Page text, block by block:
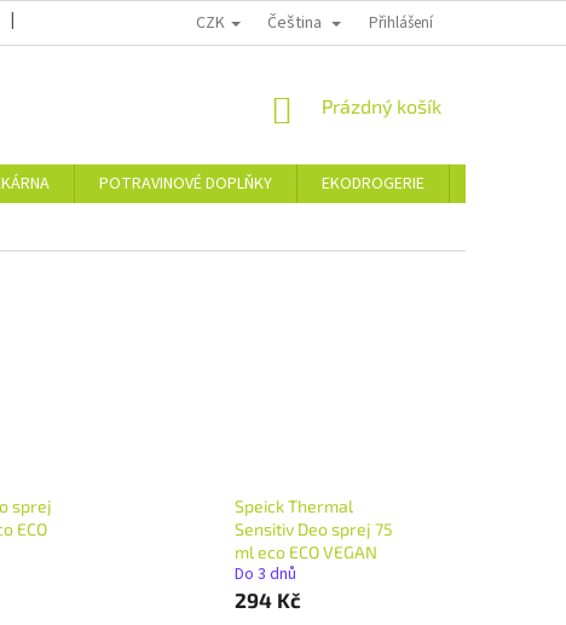
PODMÍNKY OCHRANY OSOBNÍCH ÚDAJŮ MOJE OBJEDNÁVKA
CZK Čeština Přihlášení
NÁKUPNÍ
Prázdný košík
POTRAVINOVÉ DOPLŇKY EKODROGERIE
sprej
ECO
Speick Thermal
Sensitiv Deo sprej 75
ml eco ECO VEGAN
Do 3 dnů
294 Kč